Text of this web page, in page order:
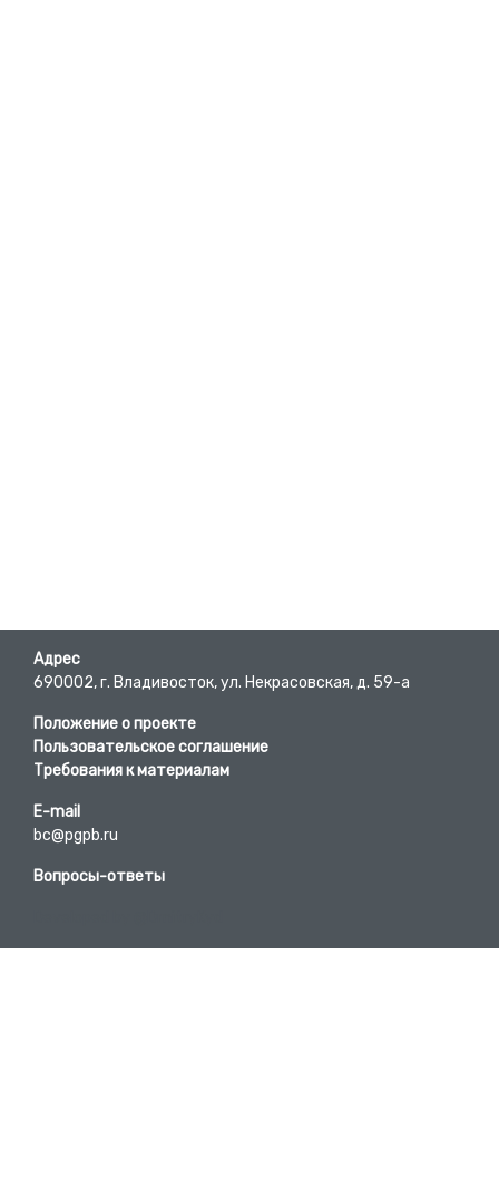
Адрес
690002, г. Владивосток, ул. Некрасовская, д. 59-а
Положение о проекте
Пользовательское соглашение
Требования к материалам
E-mail
bc@pgpb.ru
Вопросы-ответы